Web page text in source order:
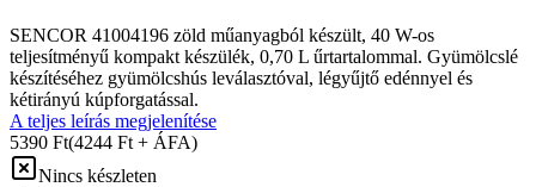
SENCOR 41004196 zöld műanyagból készült, 40 W-os
teljesítményű kompakt készülék, 0,70 L űrtartalommal. Gyümölcslé
készítéséhez gyümölcshús leválasztóval, légyűjtő edénnyel és
kétirányú kúpforgatással.
A teljes leírás megjelenítése
5390 Ft(4244 Ft + ÁFA)
Nincs készleten